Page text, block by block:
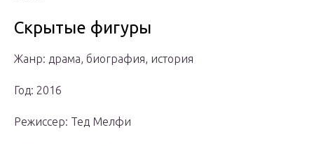
Скрытые фигуры
Жанр: драма, биография, история
Год: 2016
Режиссер: Тед Мелфи